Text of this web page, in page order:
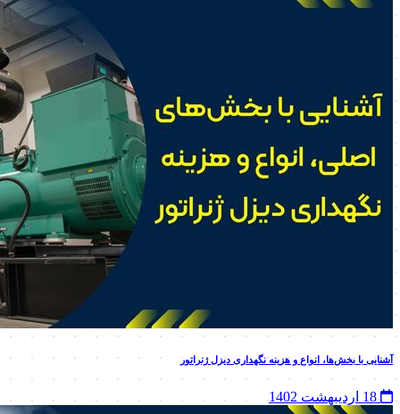
آشنایی با بخش‌ها، انواع و هزینه نگهداری دیزل ژنراتور